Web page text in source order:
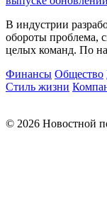
В индустрии
обороты проблема,
целых команд. По
Финансы Общество
Стиль жизни
© 2026 Новостной